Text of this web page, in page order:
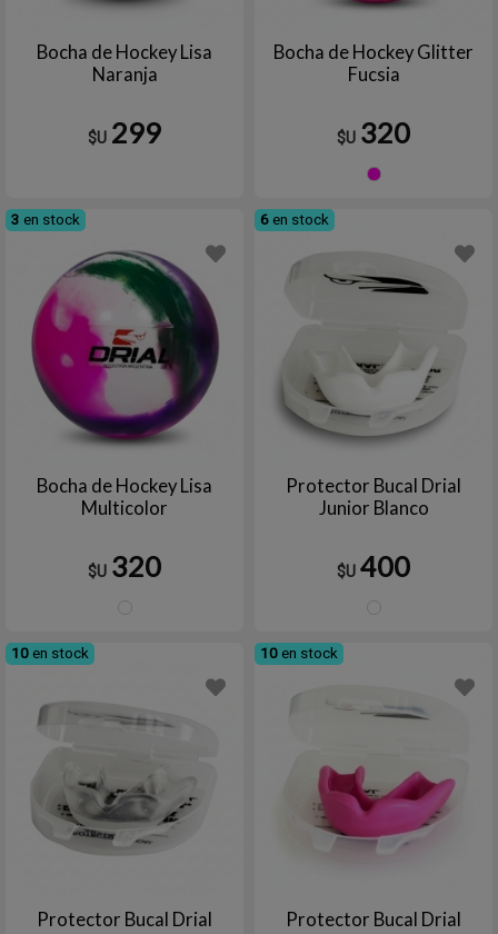
Bocha de Hockey Lisa
Naranja
$U 299
Bocha de Hockey Glitter
Fucsia
$U 320
3 en stock
Bocha de Hockey Lisa
Multicolor
$U 320
6 en stock
Protector Bucal Drial
Junior Blanco
$U 400
10 en stock
Protector Bucal Drial
10 en stock
Protector Bucal Drial